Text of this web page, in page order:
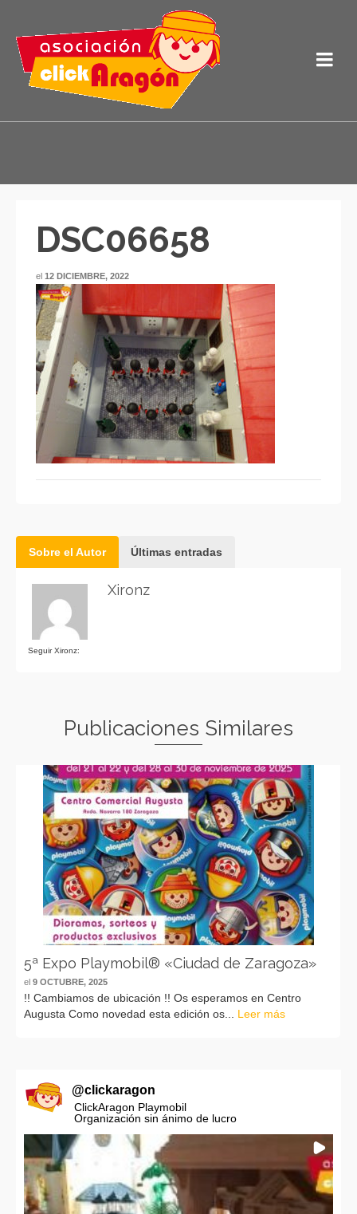
DSC06658
el 12 DICIEMBRE, 2022
Sobre el Autor Últimas entradas
Seguir Xironz:
Xironz
Publicaciones Similares
5ª Expo Playmobil® «Ciudad de Zaragoza»
el 9 OCTUBRE, 2025
!! Cambiamos de ubicación !! Os esperamos en Centro
Augusta Como novedad esta edición os... Leer más
@clickaragon
ClickAragon Playmobil
Organización sin ánimo de lucro